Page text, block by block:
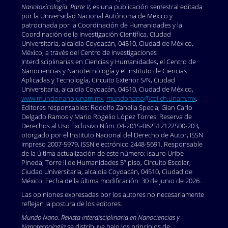
Nanotoxicología. Parte II, es una publicación semestral editada
por la Universidad Nacional Autónoma de México y
patrocinada por la Coordinación de Humanidades y la
Coordinación de la Investigación Científica, Ciudad
Universitaria, alcaldía Coyoacán, 04510, Ciudad de México,
México, a través del Centro de Investigaciones
Interdisciplinarias en Ciencias y Humanidades, el Centro de
Nanociencias y Nanotecnología y el Instituto de Ciencias
Aplicadas y Tecnología, Circuito Exterior S/N, Ciudad
Universitaria, alcaldía Coyoacán, 04510, Ciudad de México,
www.mundonano.unam.mx, mundonano@ceiich.unam.mx.
Editores responsables: Rodolfo Zanella Specia, Gian Carlo
Delgado Ramos y Mario Rogelio López Torres. Reserva de
Derechos al Uso Exclusivo Núm. 04-2015-062512122500-203,
otorgado por el Instituto Nacional del Derecho de Autor, ISSN
impreso 2007-5979, ISSN electrónico 2448-5691. Responsable
de la última actualización de este número: Isauro Uribe
Pineda, Torre II de Humanidades 5º piso, Circuito Escolar,
Ciudad Universitaria, alcaldía Coyoacán, 04510, Ciudad de
México. Fecha de la última modificación: 30 de junio de 2026.
Las opiniones expresadas por los autores no necesariamente
reflejan la postura de los editores.
Mundo Nano. Revista interdisciplinaria en Nanociencias y